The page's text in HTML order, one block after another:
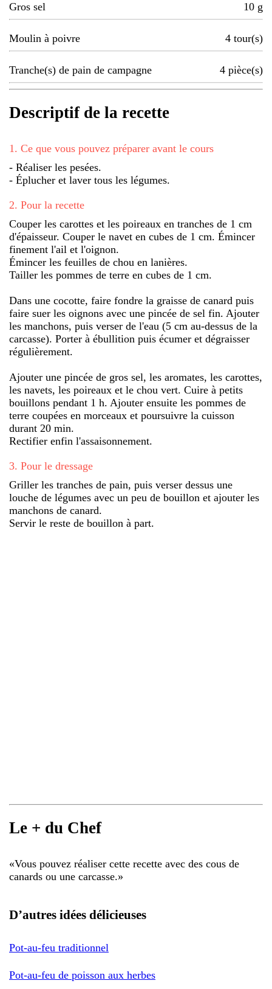
Gros sel 10 g
Moulin à poivre 4 tour(s)
Tranche(s) de pain de campagne 4 pièce(s)
Descriptif de la recette
1 . Ce que vous pouvez préparer avant le cours
- Réaliser les pesées.
- Éplucher et laver tous les légumes.
2. Pour la recette
Couper les carottes et les poireaux en tranches de 1 cm
d'épaisseur. Couper le navet en cubes de 1 cm. Émincer
finement l'ail et l'oignon.
Émincer les feuilles de chou en lanières.
Tailler les pommes de terre en cubes de 1 cm.
Dans une cocotte, faire fondre la graisse de canard puis
faire suer les oignons avec une pincée de sel fin. Ajouter
les manchons, puis verser de l'eau (5 cm au-dessus de la
carcasse). Porter à ébullition puis écumer et dégraisser
régulièrement.
Ajouter une pincée de gros sel, les aromates, les carottes,
les navets, les poireaux et le chou vert. Cuire à petits
bouillons pendant 1 h. Ajouter ensuite les pommes de
terre coupées en morceaux et poursuivre la cuisson
durant 20 min.
Rectifier enfin l'assaisonnement.
3. Pour le dressage
Griller les tranches de pain, puis verser dessus une
louche de légumes avec un peu de bouillon et ajouter les
manchons de canard.
Servir le reste de bouillon à part.
Le + du Chef
«Vous pouvez réaliser cette recette avec des cous de
canards ou une carcasse.»
D’autres idées délicieuses
Pot-au-feu traditionnel
Pot-au-feu de poisson aux herbes